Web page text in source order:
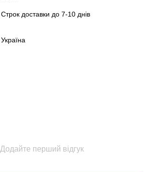
Строк доставки до 7-10 днів
Україна
Додайте перший відгук